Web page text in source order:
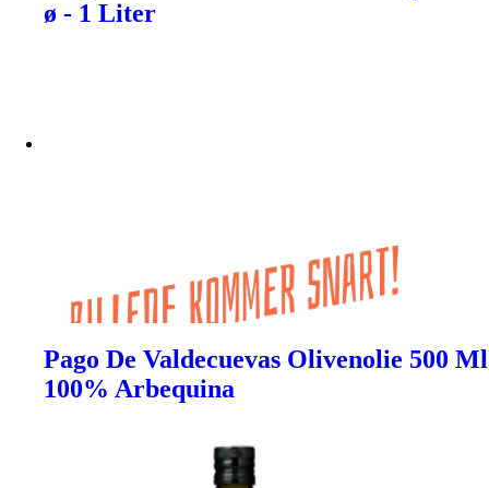
ø - 1 Liter
Pago De Valdecuevas Olivenolie 500 Ml
100% Arbequina